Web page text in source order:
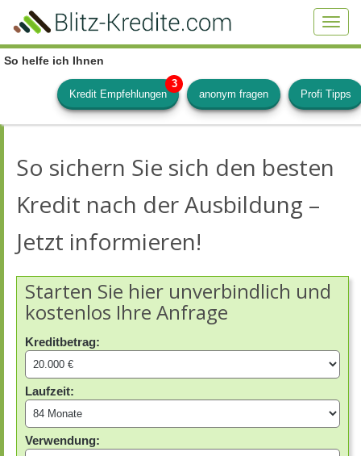
content
So helfe ich Ihnen
Kredit Empfehlungen anonym fragen Profi Tipps
So sichern Sie sich den besten
Kredit nach der Ausbildung –
Jetzt informieren!
Starten Sie hier unverbindlich und
kostenlos Ihre Anfrage
Kreditbetrag:
Laufzeit:
Verwendung: